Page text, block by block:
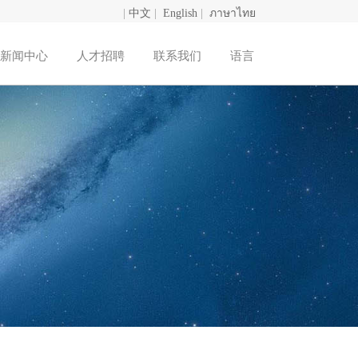
中文 English ภาษาไทย
新闻中心 人才招聘 联系我们 语言